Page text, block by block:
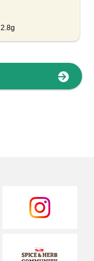
2.8g